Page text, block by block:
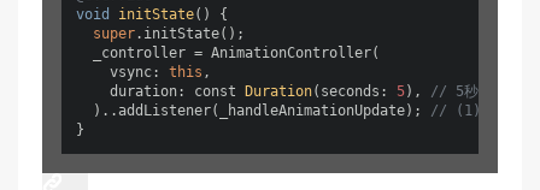
void
initState()
{
super .initState();
  _controller = AnimationController(
    vsync:
this ,
    duration: const
Duration(seconds: 5) , // 5秒で一周（
  )..addListener(_handleAnimationUpdate);
// (1)